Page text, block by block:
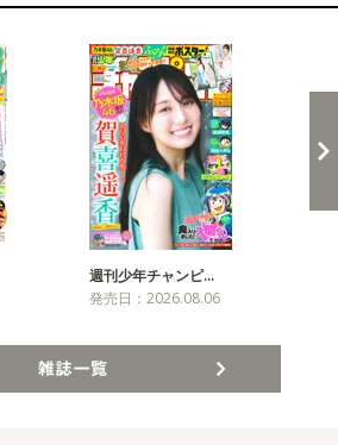
週刊少年チャンピ…
発売日：2026.08.06